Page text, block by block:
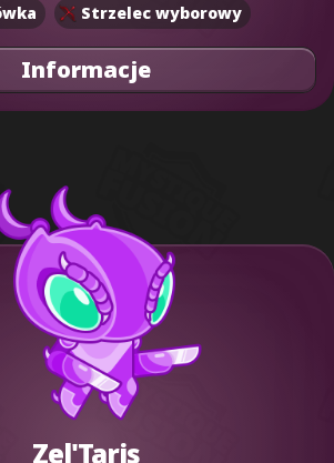
Strzelec wyborowy
Informacje
Zel'Taris